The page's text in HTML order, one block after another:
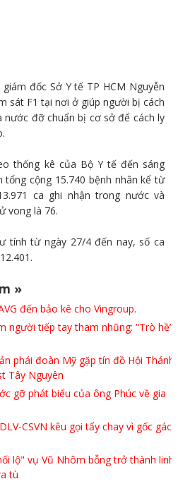
đốc Sở Y tế TP HCM Nguyễn
sát F1 tại nơi ở giúp người bị cách
nước đỡ chuẩn bị cơ sở để cách ly
thống kê của Bộ Y tế đến sáng
tổng cộng 15.740 bệnh nhân kể từ
ca ghi nhận trong nước và
vong là 76.
tính từ ngày 27/4 đến nay, số ca
»
đến bảo kê cho Vingroup.
người tiếp tay tham nhũng: “Trò hề”
phái đoàn Mỹ gặp tín đồ Hội Thánh
Tây Nguyên
gỡ phát biểu của ông Phúc về gia
CSVN kêu gọi tẩy chay vì gốc gác
lộ" vụ Vũ Nhôm bỗng trở thành linh
tù